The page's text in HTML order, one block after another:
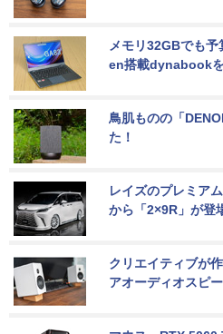
メモリ32GBでも
en搭載dynabook
鳥肌ものの「
た！
レイズのプレミア
から「2×9R」が登
クリエイティブが
アオーディオスピ